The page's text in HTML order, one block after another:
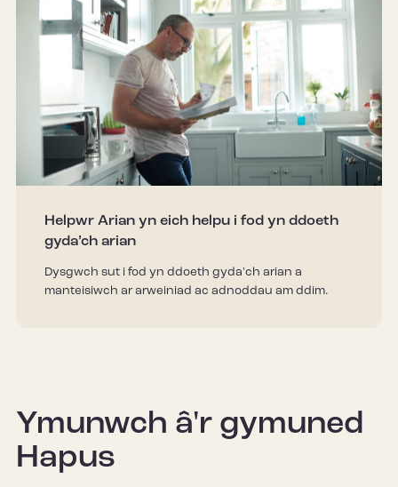
Helpwr Arian yn eich helpu i fod yn ddoeth
gyda’ch arian
Dysgwch sut i fod yn ddoeth gyda'ch arian a
manteisiwch ar arweiniad ac adnoddau am ddim.
Ymunwch â'r gymuned
Hapus